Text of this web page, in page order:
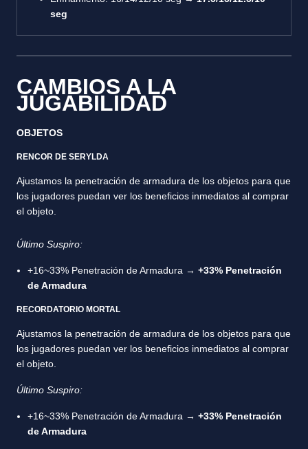
seg
CAMBIOS A LA
JUGABILIDAD
OBJETOS
RENCOR DE SERYLDA
Ajustamos la penetración de armadura de los objetos para que
los jugadores puedan ver los beneficios inmediatos al comprar
el objeto.
Último Suspiro:
+16~33% Penetración de Armadura → +33% Penetración
de Armadura
RECORDATORIO MORTAL
Ajustamos la penetración de armadura de los objetos para que
los jugadores puedan ver los beneficios inmediatos al comprar
el objeto.
Último Suspiro:
+16~33% Penetración de Armadura → +33% Penetración
de Armadura